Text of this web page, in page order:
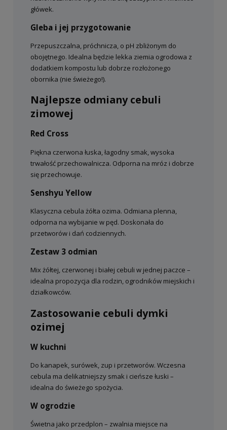
główek.
Gleba i jej przygotowanie
Przepuszczalna, próchnicza, o pH zbliżonym do
obojętnego. Idealna będzie lekka ziemia ogrodowa z
dodatkiem kompostu lub dobrze rozłożonego
obornika (nie świeżego!).
Najlepsze odmiany cebuli
zimowej
Red Cross
Piękna czerwona łuska, łagodny smak, wysoka
trwałość przechowalnicza. Odporna na mróz i dobrze
się przechowuje.
Senshyu Yellow
Klasyczna cebula żółta ozima. Odmiana plenna,
odporna na wybijanie w pęd. Doskonała do
przetworów i dań codziennych.
Zestaw 3 odmian
Mix żółtej, czerwonej i białej cebuli w jednej paczce –
idealna propozycja dla rodzin, ogrodników miejskich i
działkowców.
Zastosowanie cebuli dymki
ozimej
W kuchni
Do kanapek, surówek, zup i przetworów. Wczesna
cebula ma delikatniejszy smak i cieńsze łuski –
idealna do świeżego spożycia.
W ogrodzie
Świetna jako przedplon – zwalnia miejsce na